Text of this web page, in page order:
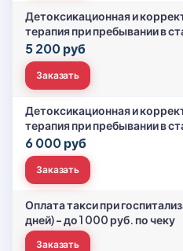
Детоксикационная и
терапия при пребывании в
5 200 руб
Заказать
Детоксикационная и
терапия при пребывании в
6 000 руб
Заказать
Оплата такси при
дней) – до 1 000 руб. по чеку
Заказать